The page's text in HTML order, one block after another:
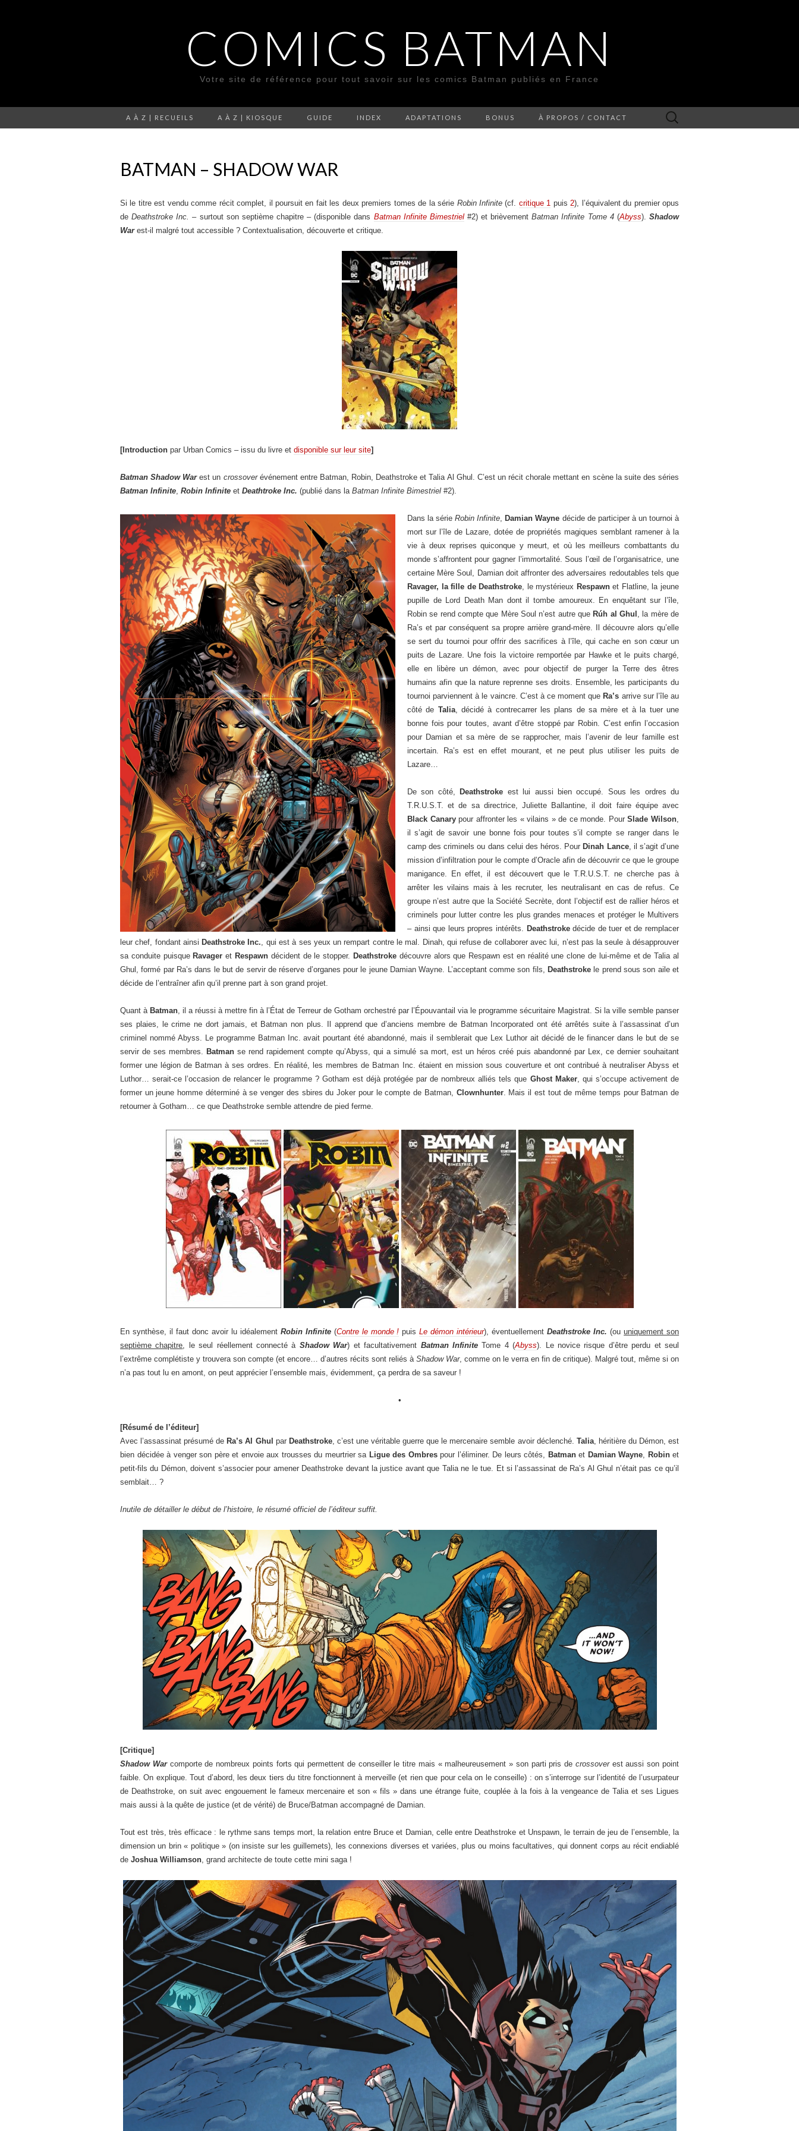
COMICS BATMAN
Votre site de référence pour tout savoir sur les comics Batman publiés en France
A À Z | RECUEILS A À Z | KIOSQUE GUIDE INDEX ADAPTATIONS BONUS À PROPOS / CONTACT Rechercher :
BATMAN – SHADOW WAR
Si le titre est vendu comme récit complet, il poursuit en fait les deux premiers tomes de la série Robin Infinite(cf. critique 1 puis2), l’équivalent du premier opus
deDeathstroke Inc. – surtout son septième chapitre – (disponible dans Batman Infinite Bimestriel#2) et brièvementBatman Infinite Tome 4 (Abyss).Shadow
War est-il malgré tout accessible ? Contextualisation, découverte et critique.
[Introduction par Urban Comics – issu du livre et disponible sur leur site]
Batman Shadow Warest un crossoverévénement entre Batman, Robin, Deathstroke et Talia Al Ghul. C’est un récit chorale mettant en scène la suite des séries
Batman Infinite, Robin Infinite et Deathtroke Inc. (publié dans la Batman Infinite Bimestriel #2).
Dans la sérieRobin Infinite, Damian Wayne décide de participer à un tournoi à
mort sur l’île de Lazare, dotée de propriétés magiques semblant ramener à la
vie à deux reprises quiconque y meurt, et où les meilleurs combattants du
monde s’affrontent pour gagner l’immortalité. Sous l’œil de l’organisatrice, une
certaine Mère Soul, Damian doit affronter des adversaires redoutables tels que
Ravager, la fille de Deathstroke, le mystérieux Respawnet Flatline, la jeune
pupille de Lord Death Man dont il tombe amoureux. En enquêtant sur l’île,
Robin se rend compte que Mère Soul n’est autre que Rúh al Ghul , la mère de
Ra’s et par conséquent sa propre arrière grand-mère. Il découvre alors qu’elle
se sert du tournoi pour offrir des sacrifices à l’île, qui cache en son cœur un
puits de Lazare. Une fois la victoire remportée par Hawke et le puits chargé,
elle en libère un démon, avec pour objectif de purger la Terre des êtres
humains afin que la nature reprenne ses droits. Ensemble, les participants du
tournoi parviennent à le vaincre. C’est à ce moment que Ra’s arrive sur l’île au
côté de Talia, décidé à contrecarrer les plans de sa mère et à la tuer une
bonne fois pour toutes, avant d’être stoppé par Robin. C’est enfin l’occasion
pour Damian et sa mère de se rapprocher, mais l’avenir de leur famille est
incertain. Ra’s est en effet mourant, et ne peut plus utiliser les puits de
Lazare…
De son côté, Deathstroke est lui aussi bien occupé. Sous les ordres du
T.R.U.S.T. et de sa directrice, Juliette Ballantine, il doit faire équipe avec
Black Canarypour affronter les « vilains » de ce monde. PourSlade Wilson,
il s’agit de savoir une bonne fois pour toutes s’il compte se ranger dans le
camp des criminels ou dans celui des héros. Pour Dinah Lance, il s’agit d’une
mission d’infiltration pour le compte d’Oracle afin de découvrir ce que le groupe
manigance. En effet, il est découvert que le T.R.U.S.T. ne cherche pas à
arrêter les vilains mais à les recruter, les neutralisant en cas de refus. Ce
groupe n’est autre que la Société Secrète, dont l’objectif est de rallier héros et
criminels pour lutter contre les plus grandes menaces et protéger le Multivers
– ainsi que leurs propres intérêts. Deathstrokedécide de tuer et de remplacer
leur chef, fondant ainsi Deathstroke Inc., qui est à ses yeux un rempart contre le mal. Dinah, qui refuse de collaborer avec lui, n’est pas la seule à désapprouver
sa conduite puisque Ravager et Respawn décident de le stopper. Deathstroke découvre alors que Respawn est en réalité une clone de lui-même et de Talia al
Ghul, formé par Ra’s dans le but de servir de réserve d’organes pour le jeune Damian Wayne. L’acceptant comme son fils, Deathstroke le prend sous son aile et
décide de l’entraîner afin qu’il prenne part à son grand projet.
Quant à Batman, il a réussi à mettre fin à l’État de Terreur de Gotham orchestré par l’Épouvantail via le programme sécuritaire Magistrat. Si la ville semble panser
ses plaies, le crime ne dort jamais, et Batman non plus. Il apprend que d’anciens membre de Batman Incorporated ont été arrêtés suite à l’assassinat d’un
criminel nommé Abyss. Le programme Batman Inc. avait pourtant été abandonné, mais il semblerait que Lex Luthor ait décidé de le financer dans le but de se
servir de ses membres. Batman se rend rapidement compte qu’Abyss, qui a simulé sa mort, est un héros créé puis abandonné par Lex, ce dernier souhaitant
former une légion de Batman à ses ordres. En réalité, les membres de Batman Inc. étaient en mission sous couverture et ont contribué à neutraliser Abyss et
Luthor… serait-ce l’occasion de relancer le programme ? Gotham est déjà protégée par de nombreux alliés tels que Ghost Maker, qui s’occupe activement de
former un jeune homme déterminé à se venger des sbires du Joker pour le compte de Batman, Clownhunter. Mais il est tout de même temps pour Batman de
retourner à Gotham… ce que Deathstroke semble attendre de pied ferme.
En synthèse, il faut donc avoir lu idéalement Robin Infinite(Contre le monde ! puisLe démon intérieur), éventuellementDeathstroke Inc. (ouuniquement son
septième chapitre, le seul réellement connecté à Shadow War) et facultativement Batman InfiniteTome 4 (Abyss). Le novice risque d’être perdu et seul
l’extrême complétiste y trouvera son compte (et encore… d’autres récits sont reliés à Shadow War, comme on le verra en fin de critique). Malgré tout, même si on
n’a pas tout lu en amont, on peut apprécier l’ensemble mais, évidemment, ça perdra de sa saveur !
•
[Résumé de l’éditeur]
Avec l’assassinat présumé de Ra’s Al Ghul par Deathstroke, c’est une véritable guerre que le mercenaire semble avoir déclenché. Talia, héritière du Démon, est
bien décidée à venger son père et envoie aux trousses du meurtrier sa Ligue des Ombrespour l’éliminer. De leurs côtés, Batmanet Damian Wayne, Robinet
petit-fils du Démon, doivent s’associer pour amener Deathstroke devant la justice avant que Talia ne le tue. Et si l’assassinat de Ra’s Al Ghul n’était pas ce qu’il
semblait… ?
Inutile de détailler le début de l’histoire, le résumé officiel de l’éditeur suffit.
[Critique]
Shadow Warcomporte de nombreux points forts qui permettent de conseiller le titre mais « malheureusement » son parti pris de crossoverest aussi son point
faible. On explique. Tout d’abord, les deux tiers du titre fonctionnent à merveille (et rien que pour cela on le conseille) : on s’interroge sur l’identité de l’usurpateur
de Deathstroke, on suit avec engouement le fameux mercenaire et son « fils » dans une étrange fuite, couplée à la fois à la vengeance de Talia et ses Ligues
mais aussi à la quête de justice (et de vérité) de Bruce/Batman accompagné de Damian.
Tout est très, très efficace : le rythme sans temps mort, la relation entre Bruce et Damian, celle entre Deathstroke et Unspawn, le terrain de jeu de l’ensemble, la
dimension un brin « politique » (on insiste sur les guillemets), les connexions diverses et variées, plus ou moins facultatives, qui donnent corps au récit endiablé
de Joshua Williamson , grand architecte de toute cette mini saga !